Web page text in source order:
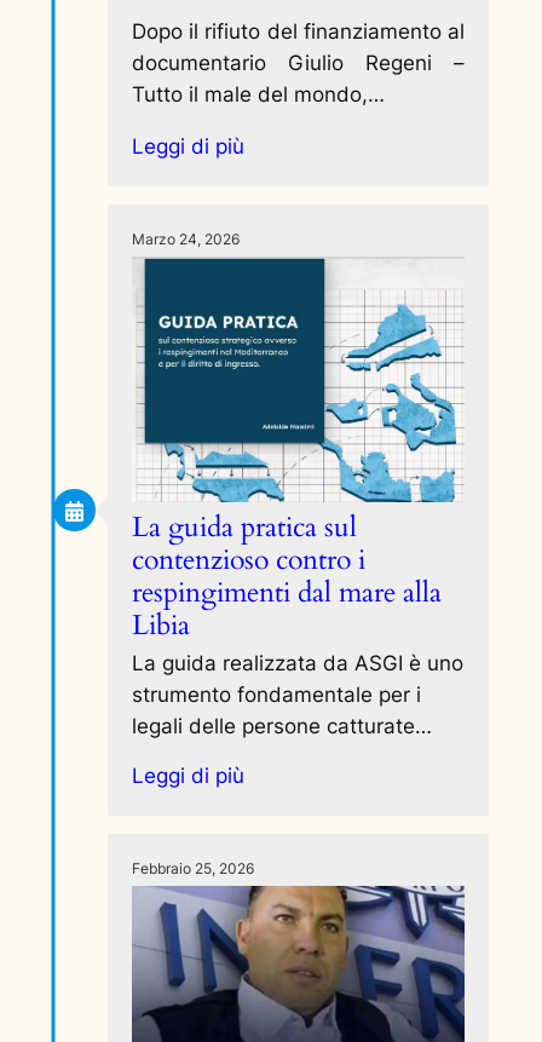
Dopo il rifiuto del finanziamento al
documentario Giulio Regeni –
Tutto il male del mondo,…
Leggi di più
Marzo 24, 2026
La guida pratica sul
contenzioso contro i
respingimenti dal mare alla
Libia
La guida realizzata da ASGI è uno
strumento fondamentale per i
legali delle persone catturate…
Leggi di più
Febbraio 25, 2026